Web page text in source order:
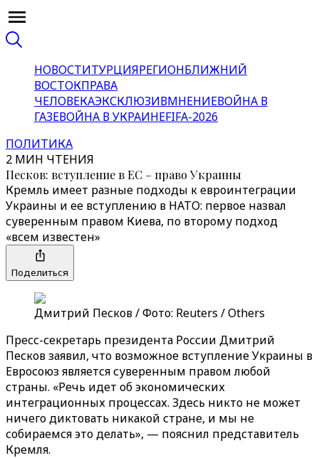
НОВОСТИТУРЦИЯРЕГИОНБЛИЖНИЙ
ВОСТОКПРАВА
ЧЕЛОВЕКАЭКСКЛЮЗИВМНЕНИЕВОЙНА В
ГАЗЕВОЙНА В УКРАИНЕFIFA-2026
ПОЛИТИКА
2 МИН ЧТЕНИЯ
Песков: вступление в ЕС – право Украины
Кремль имеет разные подходы к евроинтеграции
Украины и ее вступлению в НАТО: первое назвал
суверенным правом Киева, по второму подход
«всем известен»
Поделиться
Дмитрий Песков / Фото: Reuters / Others
Пресс-секретарь президента России Дмитрий
Песков заявил, что возможное вступление Украины в
Евросоюз является суверенным правом любой
страны. «Речь идет об экономических
интеграционных процессах. Здесь никто не может
ничего диктовать никакой стране, и мы не
собираемся это делать», — пояснил представитель
Кремля.